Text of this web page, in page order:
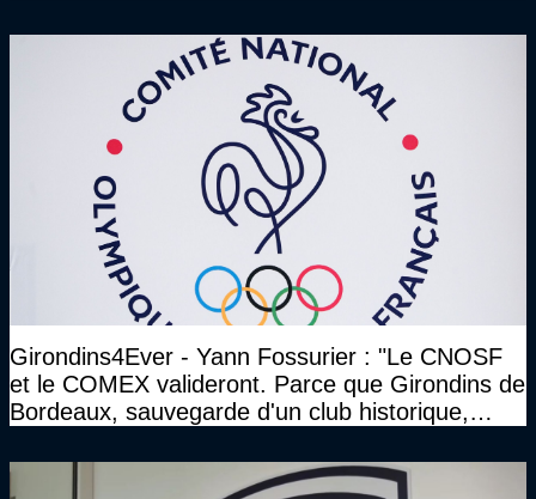
Girondins4Ever - Yann Fossurier : "Le CNOSF
et le COMEX valideront. Parce que Girondins de
Bordeaux, sauvegarde d'un club historique,